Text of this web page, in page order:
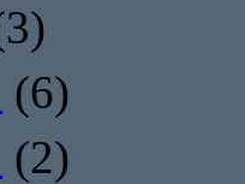
(6)
(2)